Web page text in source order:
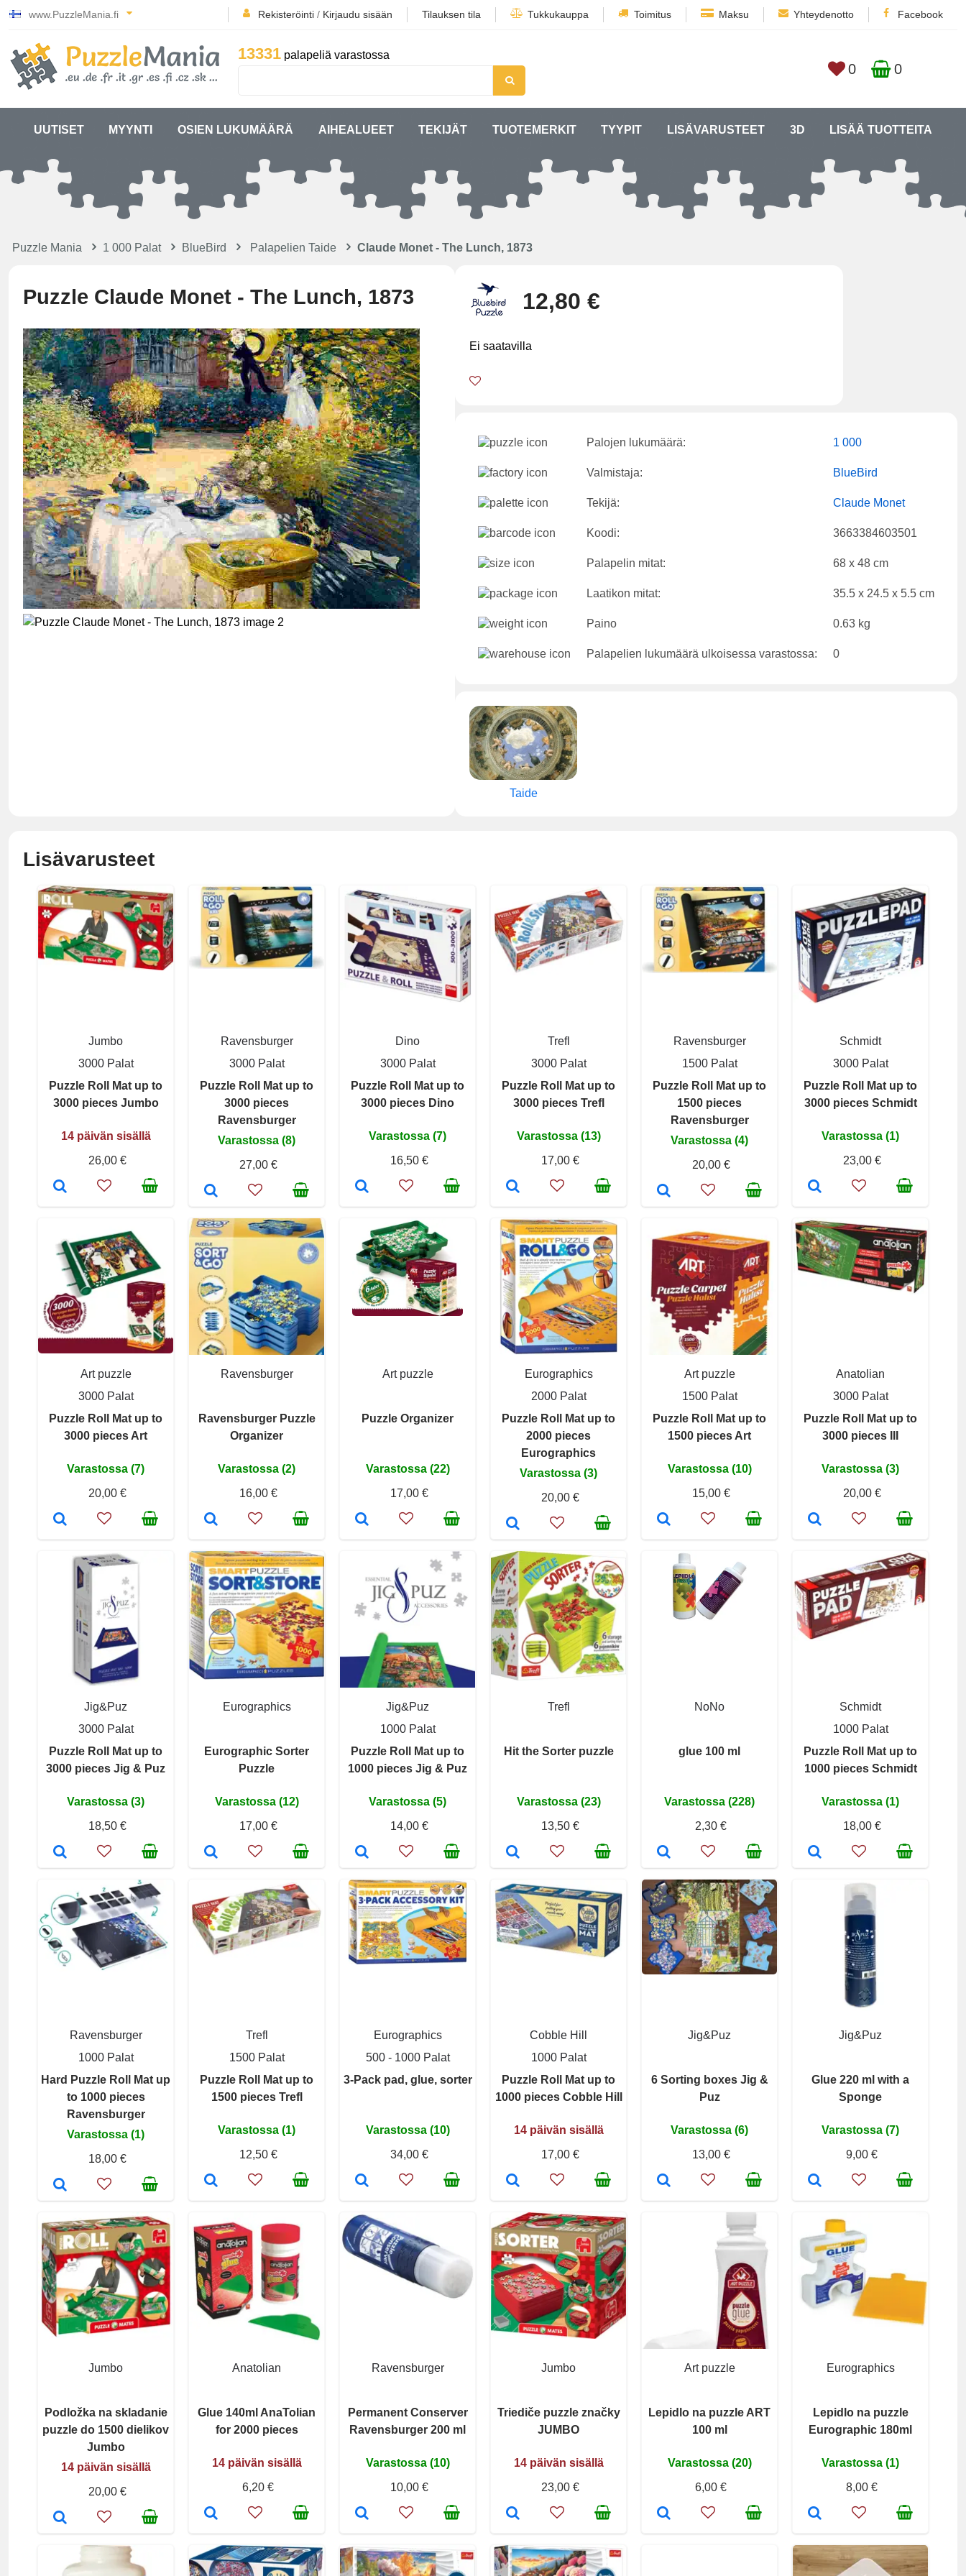
www.PuzzleMania.fi Rekisteröinti / Kirjaudu sisään Tilauksen tila Tukkukauppa Toimitus Maksu Yhteydenotto Facebook
13331 palapeliä varastossa
0 0
UUTISET MYYNTI OSIEN LUKUMÄÄRÄ AIHEALUEET TEKIJÄT TUOTEMERKIT TYYPIT LISÄVARUSTEET 3D LISÄÄ TUOTTEITA
Puzzle Mania 1 000 Palat BlueBird Palapelien Taide Claude Monet - The Lunch, 1873
Puzzle Claude Monet - The Lunch, 1873 12,80 €
Ei saatavilla
Palojen lukumäärä: 1 000
Valmistaja: BlueBird
Tekijä: Claude Monet
Koodi: 3663384603501
Palapelin mitat: 68 x 48 cm
Laatikon mitat: 35.5 x 24.5 x 5.5 cm
Paino 0.63 kg
Palapelien lukumäärä ulkoisessa varastossa: 0
Taide
Lisävarusteet
Jumbo
3000 Palat
Puzzle Roll Mat up to
3000 pieces Jumbo
14 päivän sisällä
26,00 €
Ravensburger
3000 Palat
Puzzle Roll Mat up to
3000 pieces
Ravensburger
Varastossa (8)
27,00 €
Dino
3000 Palat
Puzzle Roll Mat up to
3000 pieces Dino
Varastossa (7)
16,50 €
Trefl
3000 Palat
Puzzle Roll Mat up to
3000 pieces Trefl
Varastossa (13)
17,00 €
Ravensburger
1500 Palat
Puzzle Roll Mat up to
1500 pieces
Ravensburger
Varastossa (4)
20,00 €
Schmidt
3000 Palat
Puzzle Roll Mat up to
3000 pieces Schmidt
Varastossa (1)
23,00 €
Art puzzle
3000 Palat
Puzzle Roll Mat up to
3000 pieces Art
Varastossa (7)
20,00 €
Ravensburger
Ravensburger Puzzle
Organizer
Varastossa (2)
16,00 €
Art puzzle
Puzzle Organizer
Varastossa (22)
17,00 €
Eurographics
2000 Palat
Puzzle Roll Mat up to
2000 pieces
Eurographics
Varastossa (3)
20,00 €
Art puzzle
1500 Palat
Puzzle Roll Mat up to
1500 pieces Art
Varastossa (10)
15,00 €
Anatolian
3000 Palat
Puzzle Roll Mat up to
3000 pieces III
Varastossa (3)
20,00 €
Jig&Puz
3000 Palat
Puzzle Roll Mat up to
3000 pieces Jig & Puz
Varastossa (3)
18,50 €
Eurographics
Eurographic Sorter
Puzzle
Varastossa (12)
17,00 €
Jig&Puz
1000 Palat
Puzzle Roll Mat up to
1000 pieces Jig & Puz
Varastossa (5)
14,00 €
Trefl
Hit the Sorter puzzle
Varastossa (23)
13,50 €
NoNo
glue 100 ml
Varastossa (228)
2,30 €
Schmidt
1000 Palat
Puzzle Roll Mat up to
1000 pieces Schmidt
Varastossa (1)
18,00 €
Ravensburger
1000 Palat
Hard Puzzle Roll Mat up
to 1000 pieces
Ravensburger
Varastossa (1)
18,00 €
Trefl
1500 Palat
Puzzle Roll Mat up to
1500 pieces Trefl
Varastossa (1)
12,50 €
Eurographics
500 - 1000 Palat
3-Pack pad, glue, sorter
Varastossa (10)
34,00 €
Cobble Hill
1000 Palat
Puzzle Roll Mat up to
1000 pieces Cobble Hill
14 päivän sisällä
17,00 €
Jig&Puz
6 Sorting boxes Jig &
Puz
Varastossa (6)
13,00 €
Jig&Puz
Glue 220 ml with a
Sponge
Varastossa (7)
9,00 €
Jumbo
Podložka na skladanie
puzzle do 1500 dielikov
Jumbo
14 päivän sisällä
20,00 €
Anatolian
Glue 140ml AnaTolian
for 2000 pieces
14 päivän sisällä
6,20 €
Ravensburger
Permanent Conserver
Ravensburger 200 ml
Varastossa (10)
10,00 €
Jumbo
Triediče puzzle značky
JUMBO
14 päivän sisällä
23,00 €
Art puzzle
Lepidlo na puzzle ART
100 ml
Varastossa (20)
6,00 €
Eurographics
Lepidlo na puzzle
Eurographic 180ml
Varastossa (1)
8,00 €